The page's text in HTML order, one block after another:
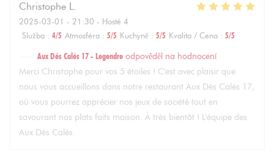
Christophe L
2025-03-01 - 21:30 - Hosté 4
Služba : 4/5 Atmosféra : 5/5 Kuchyně : 5/5 Kvalita / Cena : 5/5
Aux Dés Calés 17 - Legendre odpověděl na hodnocení
Merci Christophe pour vos 5 étoiles ! C'est avec plaisir que
nous vous accueillons dans notre restaurant Aux Dés Calés 17,
où vous pourrez apprécier nos jeux de société tout en
savourant nos plats faits maison. À très bientôt ! L'équipe des
Aux Dés Calés.